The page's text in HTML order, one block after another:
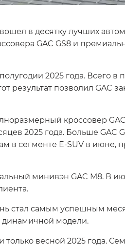
в десятку лучших
GAC GS8 и
2025 года. Всего
результат позволил GAC
кроссовер
2025 года. Больше GAC
в сегменте E-SUV в июне,
минивэн GAC M8. В
самым успешным
динамичной модели.
весной 2025 года.